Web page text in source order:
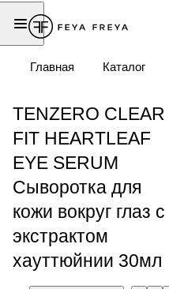
Главная Каталог
TENZERO CLEAR
FIT HEARTLEAF
EYE SERUM
Сыворотка для
кожи вокруг глаз с
экстрактом
хауттюйнии 30мл